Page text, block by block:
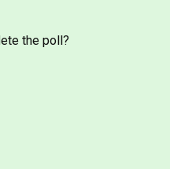
the poll?